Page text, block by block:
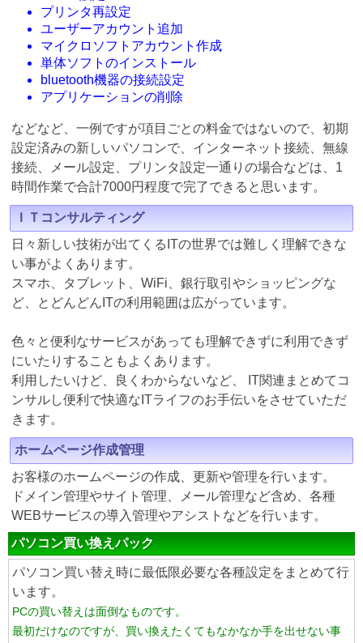
プリンタ再設定
ユーザーアカウント追加
マイクロソフトアカウント作成
単体ソフトのインストール
bluetooth機器の接続設定
アプリケーションの削除
などなど、一例ですが項目ごとの料金ではないので、初期
設定済みの新しいパソコンで、インターネット接続、無線
接続、メール設定、プリンタ設定一通りの場合などは、1
時間作業で合計7000円程度で完了できると思います。
ＩＴコンサルティング
日々新しい技術が出てくるITの世界では難しく理解できな
い事がよくあります。
スマホ、タブレット、WiFi、銀行取引やショッピングな
ど、とどんどんITの利用範囲は広がっています。
色々と便利なサービスがあっても理解できずに利用できず
にいたりすることもよくあります。
利用したいけど、良くわからないなど、 IT関連まとめてコ
ンサルし便利で快適なITライフのお手伝いをさせていただ
きます。
ホームページ作成管理
お客様のホームページの作成、更新や管理を行います。
ドメイン管理やサイト管理、メール管理など含め、各種
WEBサービスの導入管理やアシストなどを行います。
パソコン買い換えパック
パソコン買い替え時に最低限必要な各種設定をまとめて行
います。
PCの買い替えは面倒なものです。
最初だけなのですが、買い換えたくてもなかなか手を出せない事